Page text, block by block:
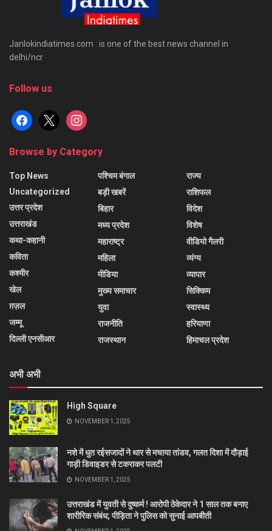
Janlokindiatimes.com : is one of the best news channel in
delhi/ncr
Follow us
facebook
x instagram
Browse by Category
Top News
Uncategorized
उत्तर प्रदेश
उत्तराखंड
कथा-कहानी
कविता
कश्मीर
खेल
ग़ज़ल
जम्मू
दिल्ली एनसीआर
पश्चिम बंगाल
बड़ी खबरें
बिहार
मध्य प्रदेश
महाराष्ट्र
महिला
मीडिया
मुख्य समाचार
युवा
राजनीति
राजस्थान
राज्य
राशिफल
विदेश
विशेष
वीडियो गैलरी
व्यंग्य
व्यापार
सिक्किम
स्वास्थ्य
हरियाणा
हिमाचल प्रदेश
अभी अभी
High Square
NOVEMBER 1, 2025
नशे में धुत रईसजादों ने थार से मचाया तांडव, गलत दिशा में दौड़ाई
गाड़ी डिवाइडर से टकराकर पलटी
NOVEMBER 1, 2025
उत्तराखंड में युवती से दुष्कर्म ! आरोपी ठेकेदार ने 1 साल तक बनाए
शारीरिक संबंध; पीड़िता ने पुलिस को सुनाई आपबीती